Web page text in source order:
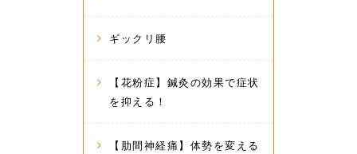
ギックリ腰
【花粉症】鍼灸の効果で症状
を抑える！
【肋間神経痛】体勢を変える